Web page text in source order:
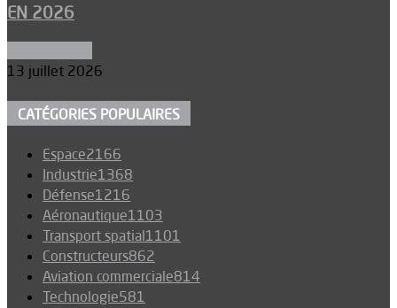
EN 2026
13 juillet 2026
CATÉGORIES POPULAIRES
Espace2166
Industrie1368
Défense1216
Aéronautique1103
Transport spatial1101
Constructeurs862
Aviation commerciale814
Technologie581